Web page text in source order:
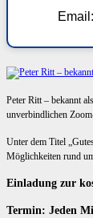
Email:
Peter Ritt – bekannt
unverbindlichen
Unter dem Titel
Möglichkeiten rund
Einladung zur
Termin: Jeden